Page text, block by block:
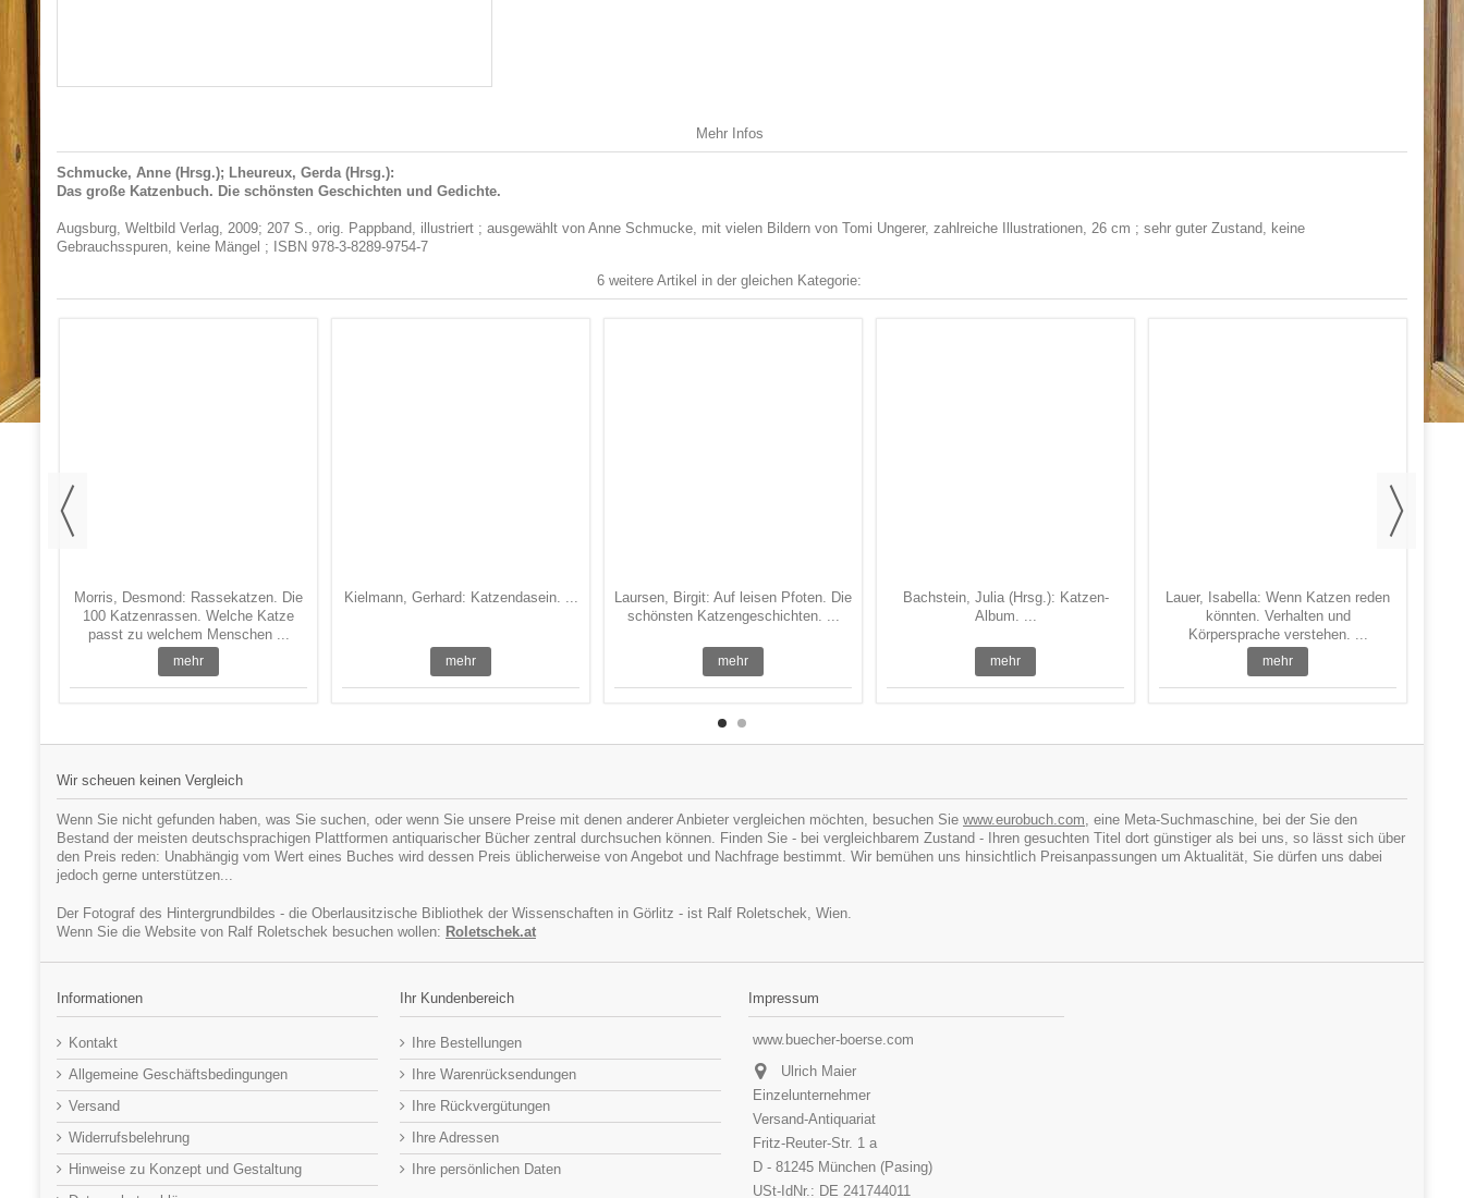
Mehr Infos
Schmucke, Anne (Hrsg.); Lheureux, Gerda (Hrsg.):
Das große Katzenbuch. Die schönsten Geschichten und Gedichte.
Augsburg, Weltbild Verlag, 2009; 207 S., orig. Pappband, illustriert ; ausgewählt von Anne Schmucke, mit vielen Bildern von Tomi Ungerer, zahlreiche Illustrationen, 26 cm ; sehr guter Zustand, keine
Gebrauchsspuren, keine Mängel ; ISBN 978-3-8289-9754-7
6 weitere Artikel in der gleichen Kategorie:
Morris, Desmond: Rassekatzen. Die
100 Katzenrassen. Welche Katze
passt zu welchem Menschen ...
mehr
Kielmann, Gerhard: Katzendasein. ...
mehr
Laursen, Birgit: Auf leisen Pfoten. Die
schönsten Katzengeschichten. ...
mehr
Bachstein, Julia (Hrsg.): Katzen-
Album. ...
mehr
Lauer, Isabella: Wenn Katzen reden
könnten. Verhalten und
Körpersprache verstehen. ...
mehr
Wir scheuen keinen Vergleich
Wenn Sie nicht gefunden haben, was Sie suchen, oder wenn Sie unsere Preise mit denen anderer Anbieter vergleichen möchten, besuchen Sie www.eurobuch.com, eine Meta-Suchmaschine, bei der Sie den
Bestand der meisten deutschsprachigen Plattformen antiquarischer Bücher zentral durchsuchen können. Finden Sie - bei vergleichbarem Zustand - Ihren gesuchten Titel dort günstiger als bei uns, so lässt sich über
den Preis reden: Unabhängig vom Wert eines Buches wird dessen Preis üblicherweise von Angebot und Nachfrage bestimmt. Wir bemühen uns hinsichtlich Preisanpassungen um Aktualität, Sie dürfen uns dabei
jedoch gerne unterstützen...
Der Fotograf des Hintergrundbildes - die Oberlausitzische Bibliothek der Wissenschaften in Görlitz - ist Ralf Roletschek, Wien.
Wenn Sie die Website von Ralf Roletschek besuchen wollen: Roletschek.at
Informationen
Kontakt
Allgemeine Geschäftsbedingungen
Versand
Widerrufsbelehrung
Hinweise zu Konzept und Gestaltung
Ihr Kundenbereich
Ihre Bestellungen
Ihre Warenrücksendungen
Ihre Rückvergütungen
Ihre Adressen
Ihre persönlichen Daten
Impressum
www.buecher-boerse.com
Ulrich Maier
Einzelunternehmer
Versand-Antiquariat
Fritz-Reuter-Str. 1 a
D - 81245 München (Pasing)
USt-IdNr.: DE 241744011